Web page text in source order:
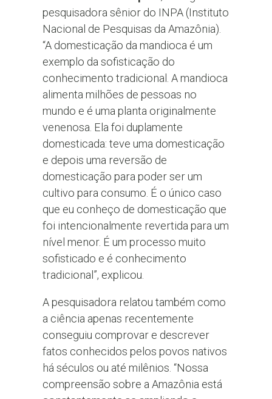
pesquisadora sênior do INPA (Instituto
Nacional de Pesquisas da Amazônia).
“A domesticação da mandioca é um
exemplo da sofisticação do
conhecimento tradicional. A mandioca
alimenta milhões de pessoas no
mundo e é uma planta originalmente
venenosa. Ela foi duplamente
domesticada: teve uma domesticação
e depois uma reversão de
domesticação para poder ser um
cultivo para consumo. É o único caso
que eu conheço de domesticação que
foi intencionalmente revertida para um
nível menor. É um processo muito
sofisticado e é conhecimento
tradicional”, explicou.
A pesquisadora relatou também como
a ciência apenas recentemente
conseguiu comprovar e descrever
fatos conhecidos pelos povos nativos
há séculos ou até milênios. “Nossa
compreensão sobre a Amazônia está